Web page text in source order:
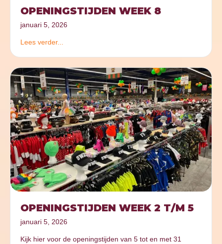
OPENINGSTIJDEN WEEK 8
januari 5, 2026
Lees verder...
OPENINGSTIJDEN WEEK 2 T/M 5
januari 5, 2026
Kijk hier voor de openingstijden van 5 tot en met 31